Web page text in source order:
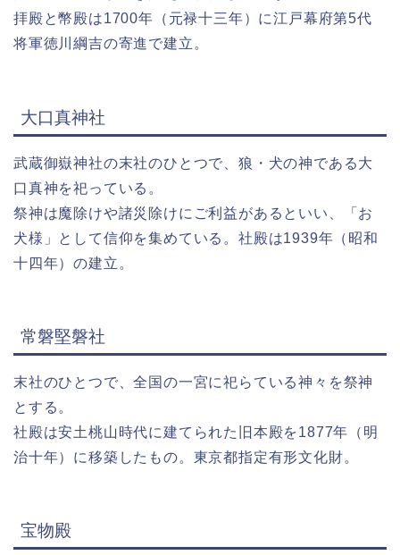
拝殿と幣殿は1700年（元禄十三年）に江戸幕府第5代
将軍徳川綱吉の寄進で建立。
大口真神社
武蔵御嶽神社の末社のひとつで、狼・犬の神である大
口真神を祀っている。
祭神は魔除けや諸災除けにご利益があるといい、「お
犬様」として信仰を集めている。社殿は1939年（昭和
十四年）の建立。
常磐堅磐社
末社のひとつで、全国の一宮に祀らている神々を祭神
とする。
社殿は安土桃山時代に建てられた旧本殿を1877年（明
治十年）に移築したもの。東京都指定有形文化財。
宝物殿